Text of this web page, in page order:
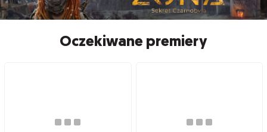
Oczekiwane premiery